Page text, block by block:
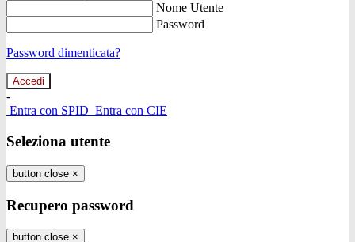
Nome Utente
Password
Password dimenticata?
-
Entra con SPID Entra con CIE
Seleziona utente
button close ×
Recupero password
button close ×